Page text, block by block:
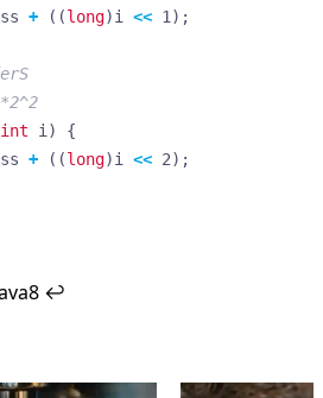
+ ((long)i << 1);
int i)
{
+ ((long)i << 2);
↩︎